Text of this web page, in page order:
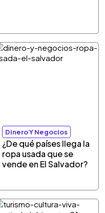
Dinero Y Negocios
¿De qué países llega la
ropa usada que se
vende en El Salvador?